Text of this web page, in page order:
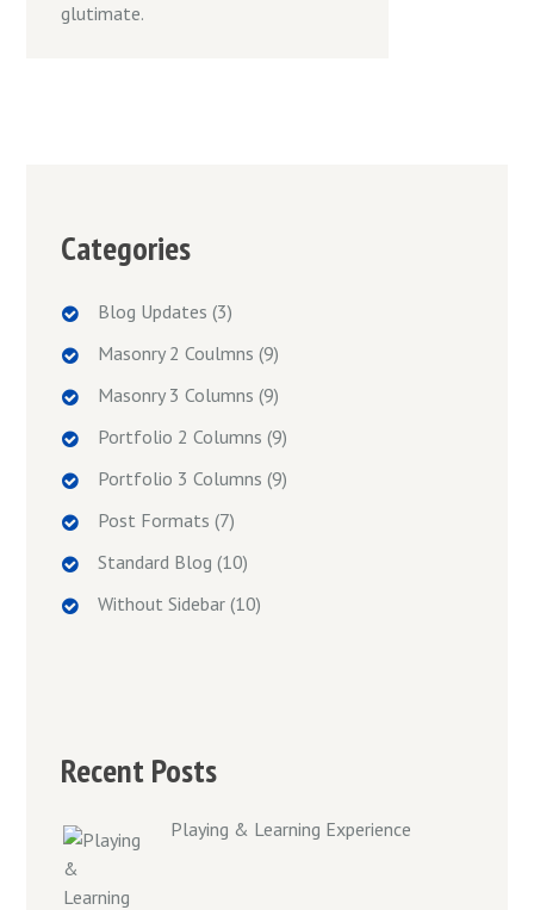
glutimate.
Categories
Blog Updates (3)
Masonry 2 Coulmns (9)
Masonry 3 Columns (9)
Portfolio 2 Columns (9)
Portfolio 3 Columns (9)
Post Formats (7)
Standard Blog (10)
Without Sidebar(10)
Recent Posts
Playing & Learning Experience